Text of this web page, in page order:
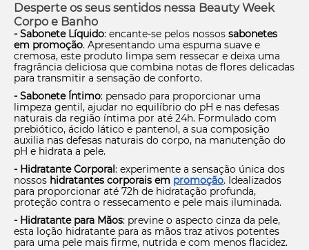
Desperte os seus sentidos nessa Beauty Week
Corpo e Banho
- Sabonete Líquido: encante-se pelos nossossabonetes
em promoção. Apresentando uma espuma suave e
cremosa, este produto limpa sem ressecar e deixa uma
fragrância deliciosa que combina notas de flores delicadas
para transmitir a sensação de conforto.
- Sabonete Íntimo: pensado para proporcionar uma
limpeza gentil, ajudar no equilíbrio do pH e nas defesas
naturais da região íntima por até 24h. Formulado com
prebiótico, ácido lático e pantenol, a sua composição
auxilia nas defesas naturais do corpo, na manutenção do
pH e hidrata a pele.
- Hidratante Corporal: experimente a sensação única dos
nossos hidratantes corporais em promoção. Idealizados
para proporcionar até 72h de hidratação profunda,
proteção contra o ressecamento e pele mais iluminada.
- Hidratante para Mãos: previne o aspecto cinza da pele,
esta loção hidratante para as mãos traz ativos potentes
para uma pele mais firme, nutrida e com menos flacidez.